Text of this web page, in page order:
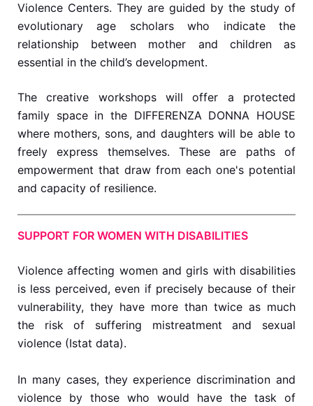
Violence Centers. They are guided by the study of
evolutionary age scholars who indicate the
relationship between mother and children as
essential in the child’s development.
The creative workshops will offer a protected
family space in the DIFFERENZA DONNA HOUSE
where mothers, sons, and daughters will be able to
freely express themselves. These are paths of
empowerment that draw from each one's potential
and capacity of resilience.
SUPPORT FOR WOMEN WITH DISABILITIES
Violence affecting women and girls with disabilities
is less perceived, even if precisely because of their
vulnerability, they have more than twice as much
the risk of suffering mistreatment and sexual
violence (Istat data).
In many cases, they experience discrimination and
violence by those who would have the task of